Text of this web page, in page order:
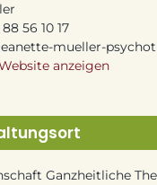
Ganzheitliche
56 10 17
mueller-
anzeigen